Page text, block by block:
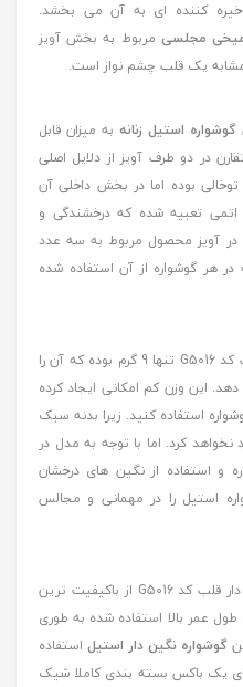
کننده ای به آن می بخشد.
میخی مجلسی مربوط به بخش آویز
مشابه یک قلب چشم نواز است.
گوشواره استیل زنانهبه میزان قابل
در دو طرف آویز از دلایل اصلی
بوده اما در بخش داخلی آن
اتمی تعبیه شده که درخشندگی و
در آویز محصول مربوط به سه عدد
هر گوشواره از آن استفاده شده
وزن گوشواره استیل آویز نگین دار قلب کد G5016 تنها 9 گرم بوده که آن را
این وزن کم امکانی ایجاد کرده
استفاده کنید. زیرا بدنه سبک
کرد. اما با توجه به مدل در
و استفاده از نگین های درخشان
استیل را در مهمانی و مجالس
برای تولید گوشواره استیل آویز نگین دار قلب کد G5016 از باکیفیت ترین
عمر بالا استفاده شده به طوری
گوشواره نگین دار استیلاستفاده
یک باکس بسته بندی کاملا شیک